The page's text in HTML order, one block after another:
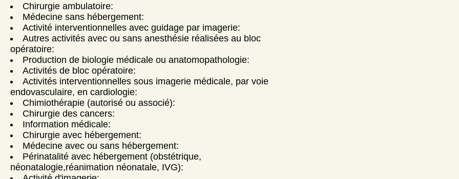
Chirurgie ambulatoire:
Médecine sans hébergement:
Activité interventionnelles avec guidage par imagerie:
Autres activités avec ou sans anesthésie réalisées au bloc
opératoire:
Production de biologie médicale ou anatomopathologie:
Activités de bloc opératoire:
Activités interventionnelles sous imagerie médicale, par voie
endovasculaire, en cardiologie:
Chimiothérapie (autorisé ou associé):
Chirurgie des cancers:
Information médicale:
Chirurgie avec hébergement:
Médecine avec ou sans hébergement:
Périnatalité avec hébergement (obstétrique,
néonatalogie,réanimation néonatale, IVG):